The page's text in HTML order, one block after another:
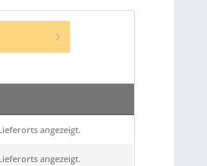
angezeigt.
angezeigt.